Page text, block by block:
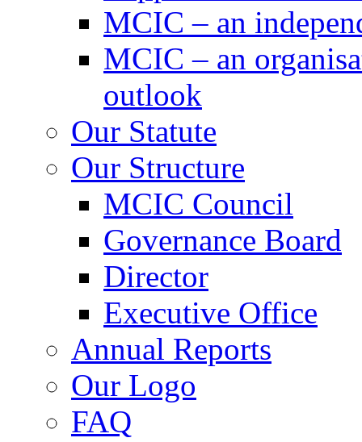
MCIC – an
MCIC – an
outlook
Our Statute
Our Structure
MCIC Council
Governance Board
Director
Executive Office
Annual Reports
Our Logo
FAQ